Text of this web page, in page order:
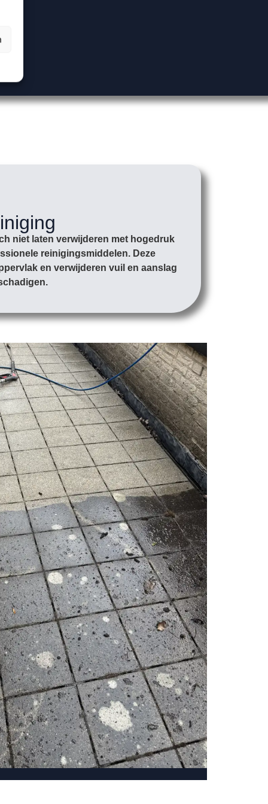
niet laten verwijderen met hogedruk
reinigingsmiddelen. Deze
en verwijderen vuil en aanslag